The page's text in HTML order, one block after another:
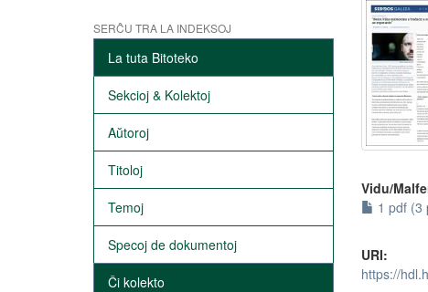
SERĈU TRA LA INDEKSOJ
La tuta Bitoteko
Sekcioj & Kolektoj
Aŭtoroj
Titoloj
Temoj
Specoj de dokumentoj
Ĉi kolekto
Vidu/
1 pdf (3
URI:
https://